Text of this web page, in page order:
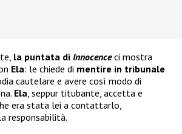
la puntata di Innocenceci mostra
Ela: le chiede di mentire in tribunale
cautelare e avere così modo di
Ela , seppur titubante, accetta e
era stata lei a contattarlo,
responsabilità.